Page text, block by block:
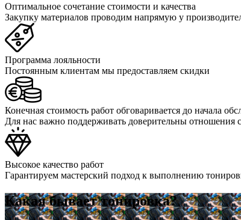
Оптимальное сочетание стоимости и качества
Закупку материалов проводим напрямую у
Программа лояльности
Постоянным клиентам мы предоставляем скидки
Конечная стоимость работ обговаривается до начала
Для нас важно поддерживать доверительны отношения
Высокое качество работ
Гарантируем мастерский подход к выполнению
Какая бывает тонировка?